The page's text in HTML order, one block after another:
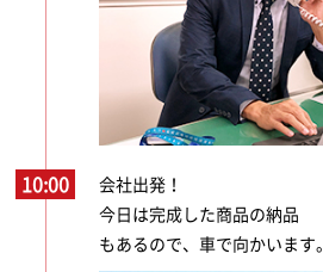
10:00
会社出発！
今日は完成した商品の納品
もあるので、車で向かいます。